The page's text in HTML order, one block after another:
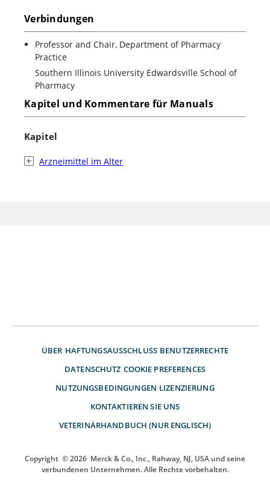
Verbindungen
Professor and Chair, Department of Pharmacy
Practice
Southern Illinois University Edwardsville School of
Pharmacy
Kapitel und Kommentare für Manuals
Kapitel
Arzneimittel im Alter
ÜBER HAFTUNGSAUSSCHLUSS BENUTZERRECHTE
DATENSCHUTZ COOKIE PREFERENCES
NUTZUNGSBEDINGUNGEN LIZENZIERUNG
KONTAKTIEREN SIE UNS
VETERINÄRHANDBUCH (NUR ENGLISCH)
Copyright © 2026 Merck & Co., Inc., Rahway, NJ, USA und seine
verbundenen Unternehmen. Alle Rechte vorbehalten.